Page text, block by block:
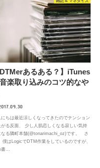
DTMerあるある？】iTunes
楽取り込みのコツ的なや
にちは最近涼しくなってきたのでテンション
がる反面、 少し人肌恋しくなる寂しい気持
なる隣町本舗(@tonarimachi_oz)です。 さ
僕はLogicでDTM作業をしているのですが、
書…